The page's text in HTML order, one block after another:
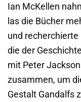
Ian McKellen
las die Bücher
und
die der
mit Peter
zusammen, um
Gestalt Gandalfs